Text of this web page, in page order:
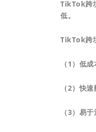
TikTok跨
低。
TikTok跨
（1）低
（2）快
（3）易